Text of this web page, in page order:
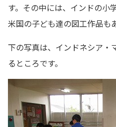
す。その中には、インドの小
米国の子ども達の図工作品も
下の写真は、インドネシア・
るところです。